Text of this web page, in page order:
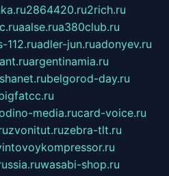
2864420.ru2rich.ru
aalse.rua380club.ru
112.ruadler-jun.ruadonyev.ru
argentinamia.ru
belgorod-day.ru
media.rucard-voice.ru
zvonitut.ruzebra-tlt.ru
wasabi-shop.ru